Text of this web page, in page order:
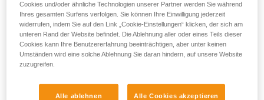
Cookies und/oder ähnliche Technologien unserer Partner werden Sie während
Ihres gesamten Surfens verfolgen. Sie können Ihre Einwilligung jederzeit
widerrufen, indem Sie auf den Link „Cookie-Einstellungen“ klicken, der sich am
unteren Rand der Website befindet. Die Ablehnung aller oder eines Teils dieser
Cookies kann Ihre Benutzererfahrung beeinträchtigen, aber unter keinen
Umständen wird eine solche Ablehnung Sie daran hindern, auf unsere Website
zuzugreifen.
Alle ablehnen Alle Cookies akzeptieren